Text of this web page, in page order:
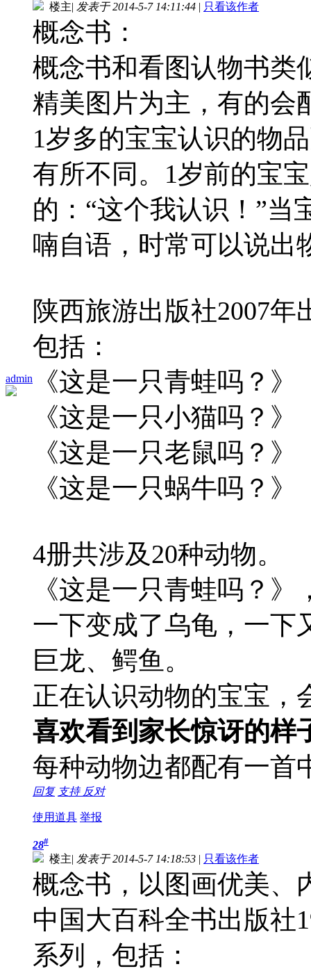
admin
楼主| 发表于 2014-5-7 14:11:44 | 只看该作者
概念书：
概念书和看图认物书类
精美图片为主，有的会
1岁多的宝宝认识的物
有所不同。1岁前的宝
的：“这个我认识！”当
喃自语，时常可以说出
陕西旅游出版社2007
包括：
《这是一只青蛙吗？》
《这是一只小猫吗？》
《这是一只老鼠吗？》
《这是一只蜗牛吗？》
4册共涉及20种动物。
《这是一只青蛙吗？
一下变成了乌龟，一下
巨龙、鳄鱼。
正在认识动物的宝宝，
喜欢看到家长惊讶的样
每种动物边都配有一首
回复 支持 反对
使用道具 举报
28#
楼主| 发表于 2014-5-7 14:18:53 | 只看该作者
概念书，以图画优美、
中国大百科全书出版社
系列，包括：